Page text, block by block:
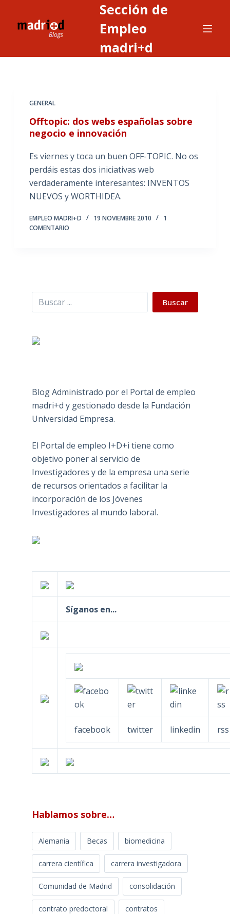
Sección de
Empleo
madri+d
GENERAL
Offtopic: dos webs españolas sobre
negocio e innovación
Es viernes y toca un buen OFF-TOPIC. No os
perdáis estas dos iniciativas web
verdaderamente interesantes: INVENTOS
NUEVOS y WORTHIDEA.
EMPLEO MADRI+D 19 NOVIEMBRE 2010
1
COMENTARIO
Buscar Buscar
Blog Administrado por el Portal de empleo
madri+d y gestionado desde la Fundación
Universidad Empresa.
El Portal de empleo I+D+i tiene como
objetivo poner al servicio de
Investigadores y de la empresa una serie
de recursos orientados a facilitar la
incorporación de los Jóvenes
Investigadores al mundo laboral.
Síganos en...
facebook twitter linkedin rss
Hablamos sobre…
Alemania Becas biomedicina
carrera científica carrera investigadora
Comunidad de Madrid consolidación
contrato predoctoral contratos